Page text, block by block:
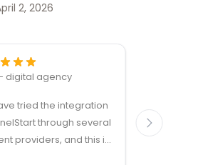
2, 2026
digital agency
tried the integration
through several
providers, and this is
modules